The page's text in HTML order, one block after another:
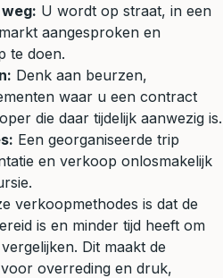
U wordt op straat, in een
aangesproken en
te doen.
Denk aan beurzen,
waar u een contract
die daar tijdelijk aanwezig is.
Een georganiseerde trip
en verkoop onlosmakelijk
verkoopmethodes is dat de
is en minder tijd heeft om
Dit maakt de
overreding en druk,